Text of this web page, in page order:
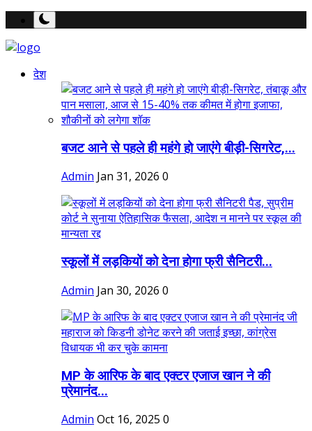
देश
बजट आने से पहले ही महंगे हो जाएंगे बीड़ी-सिगरेट,...
Admin Jan 31, 2026 0
स्कूलों में लड़कियों को देना होगा फ्री सैनिटरी...
Admin Jan 30, 2026 0
MP के आरिफ के बाद एक्टर एजाज खान ने की
प्रेमानंद...
Admin Oct 16, 2025 0